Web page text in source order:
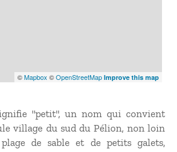
©Mapbox ©OpenStreetMap Improve this map
"petit", un nom qui convient
village du sud du Pélion, non loin
de sable et de petits galets,